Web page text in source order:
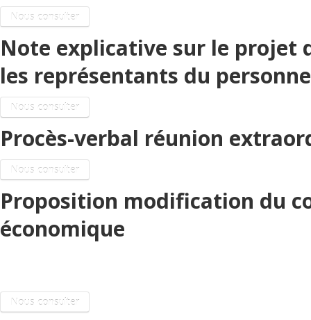
Nous consulter
Note explicative sur le projet
les représentants du
Nous consulter
Procès-verbal réunion
Nous consulter
Proposition modification du
économique
Nous consulter